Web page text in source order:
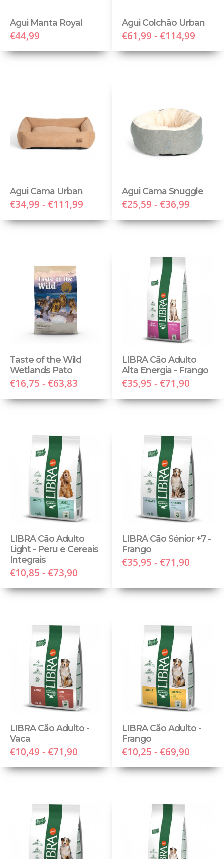
Agui Manta Royal
€44,99
Agui Colchão Urban
€61,99 - €114,99
Agui Cama Urban
€34,99 - €111,99
Agui Cama Snuggle
€25,59 - €36,99
Taste of the Wild
Wetlands Pato
€16,75 - €63,83
LIBRA Cão Adulto
Alta Energia - Frango
€35,95 - €71,90
LIBRA Cão Adulto
Light - Peru e Cereais
Integrais
€10,85 - €73,90
LIBRA Cão Sénior +7 -
Frango
€35,95 - €71,90
LIBRA Cão Adulto -
Vaca
€10,49 - €71,90
LIBRA Cão Adulto -
Frango
€10,25 - €69,90